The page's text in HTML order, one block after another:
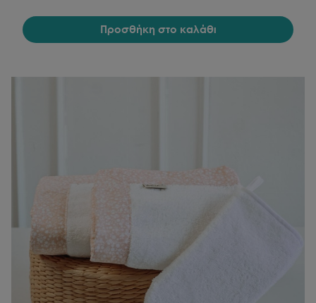
Προσθήκη στο καλάθι